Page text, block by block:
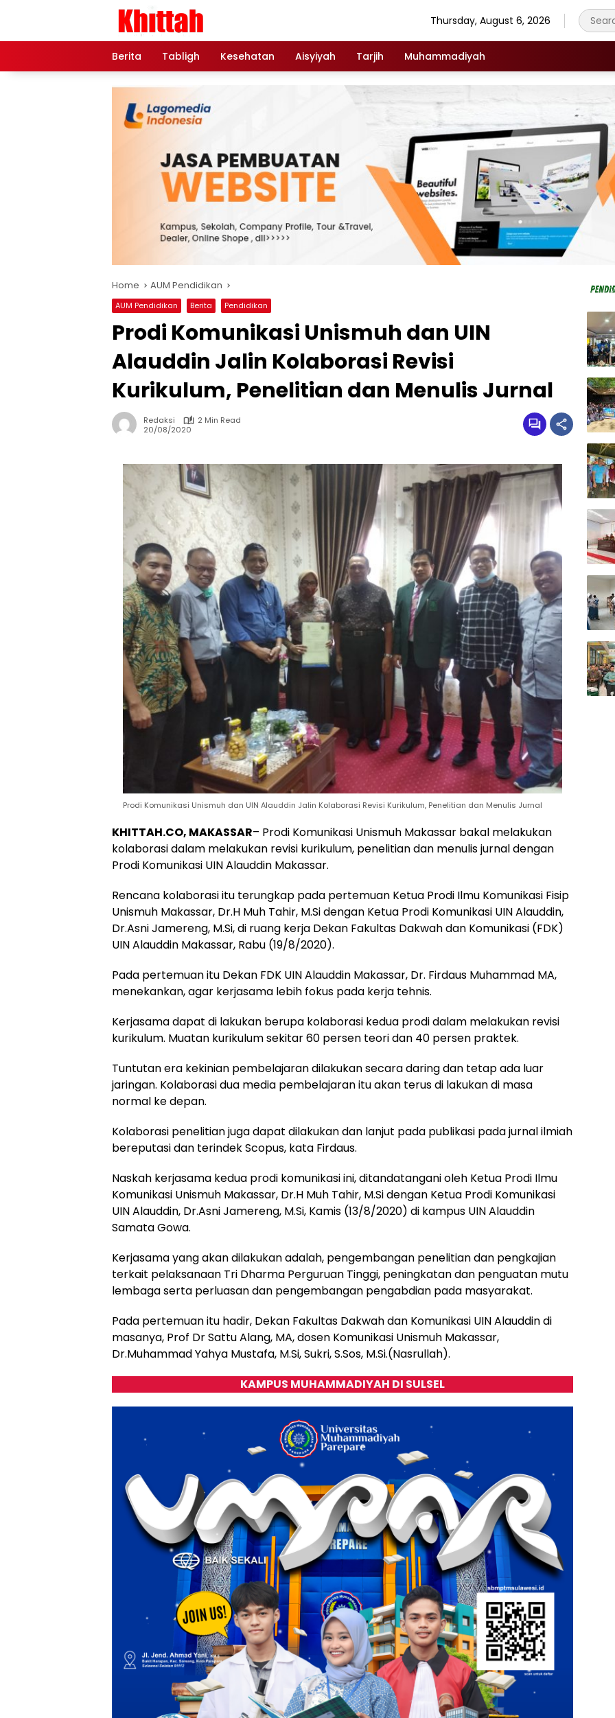
Thursday, August 6, 2026
Berita Tabligh Kesehatan Aisyiyah Tarjih Muhammadiyah
Home AUM Pendidikan
AUM Pendidikan Berita Pendidikan
Prodi Komunikasi Unismuh dan UIN
Alauddin Jalin Kolaborasi Revisi
Kurikulum, Penelitian dan Menulis Jurnal
Redaksi
2 Min Read
20/08/2020
Prodi Komunikasi Unismuh dan UIN Alauddin Jalin Kolaborasi Revisi Kurikulum, Penelitian dan Menulis Jurnal
KHITTAH.CO, MAKASSAR– Prodi Komunikasi Unismuh Makassar bakal melakukan
kolaborasi dalam melakukan revisi kurikulum, penelitian dan menulis jurnal dengan
Prodi Komunikasi UIN Alauddin Makassar.
Rencana kolaborasi itu terungkap pada pertemuan Ketua Prodi Ilmu Komunikasi Fisip
Unismuh Makassar, Dr.H Muh Tahir, M.Si dengan Ketua Prodi Komunikasi UIN Alauddin,
Dr.Asni Jamereng, M.Si, di ruang kerja Dekan Fakultas Dakwah dan Komunikasi (FDK)
UIN Alauddin Makassar, Rabu (19/8/2020).
Pada pertemuan itu Dekan FDK UIN Alauddin Makassar, Dr. Firdaus Muhammad MA,
menekankan, agar kerjasama lebih fokus pada kerja tehnis.
Kerjasama dapat di lakukan berupa kolaborasi kedua prodi dalam melakukan revisi
kurikulum. Muatan kurikulum sekitar 60 persen teori dan 40 persen praktek.
Tuntutan era kekinian pembelajaran dilakukan secara daring dan tetap ada luar
jaringan. Kolaborasi dua media pembelajaran itu akan terus di lakukan di masa
normal ke depan.
Kolaborasi penelitian juga dapat dilakukan dan lanjut pada publikasi pada jurnal ilmiah
bereputasi dan terindek Scopus, kata Firdaus.
Naskah kerjasama kedua prodi komunikasi ini, ditandatangani oleh Ketua Prodi Ilmu
Komunikasi Unismuh Makassar, Dr.H Muh Tahir, M.Si dengan Ketua Prodi Komunikasi
UIN Alauddin, Dr.Asni Jamereng, M.Si, Kamis (13/8/2020) di kampus UIN Alauddin
Samata Gowa.
Kerjasama yang akan dilakukan adalah, pengembangan penelitian dan pengkajian
terkait pelaksanaan Tri Dharma Perguruan Tinggi, peningkatan dan penguatan mutu
lembaga serta perluasan dan pengembangan pengabdian pada masyarakat.
Pada pertemuan itu hadir, Dekan Fakultas Dakwah dan Komunikasi UIN Alauddin di
masanya, Prof Dr Sattu Alang, MA, dosen Komunikasi Unismuh Makassar,
Dr.Muhammad Yahya Mustafa, M.Si, Sukri, S.Sos, M.Si.(Nasrullah).
KAMPUS MUHAMMADIYAH DI SULSEL